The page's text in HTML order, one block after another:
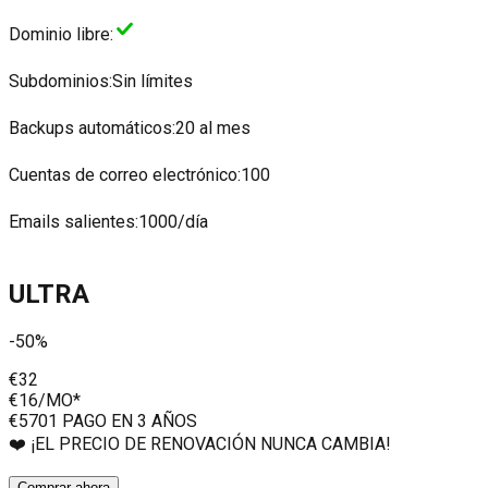
Dominio libre:
Subdominios:Sin límites
Backups automáticos:20 al mes
Cuentas de correo electrónico:100
Emails salientes:1000/día
ULTRA
-50%
€32
€16/MO*
€5701 PAGO EN 3 AÑOS
❤️ ¡EL PRECIO DE RENOVACIÓN NUNCA CAMBIA!